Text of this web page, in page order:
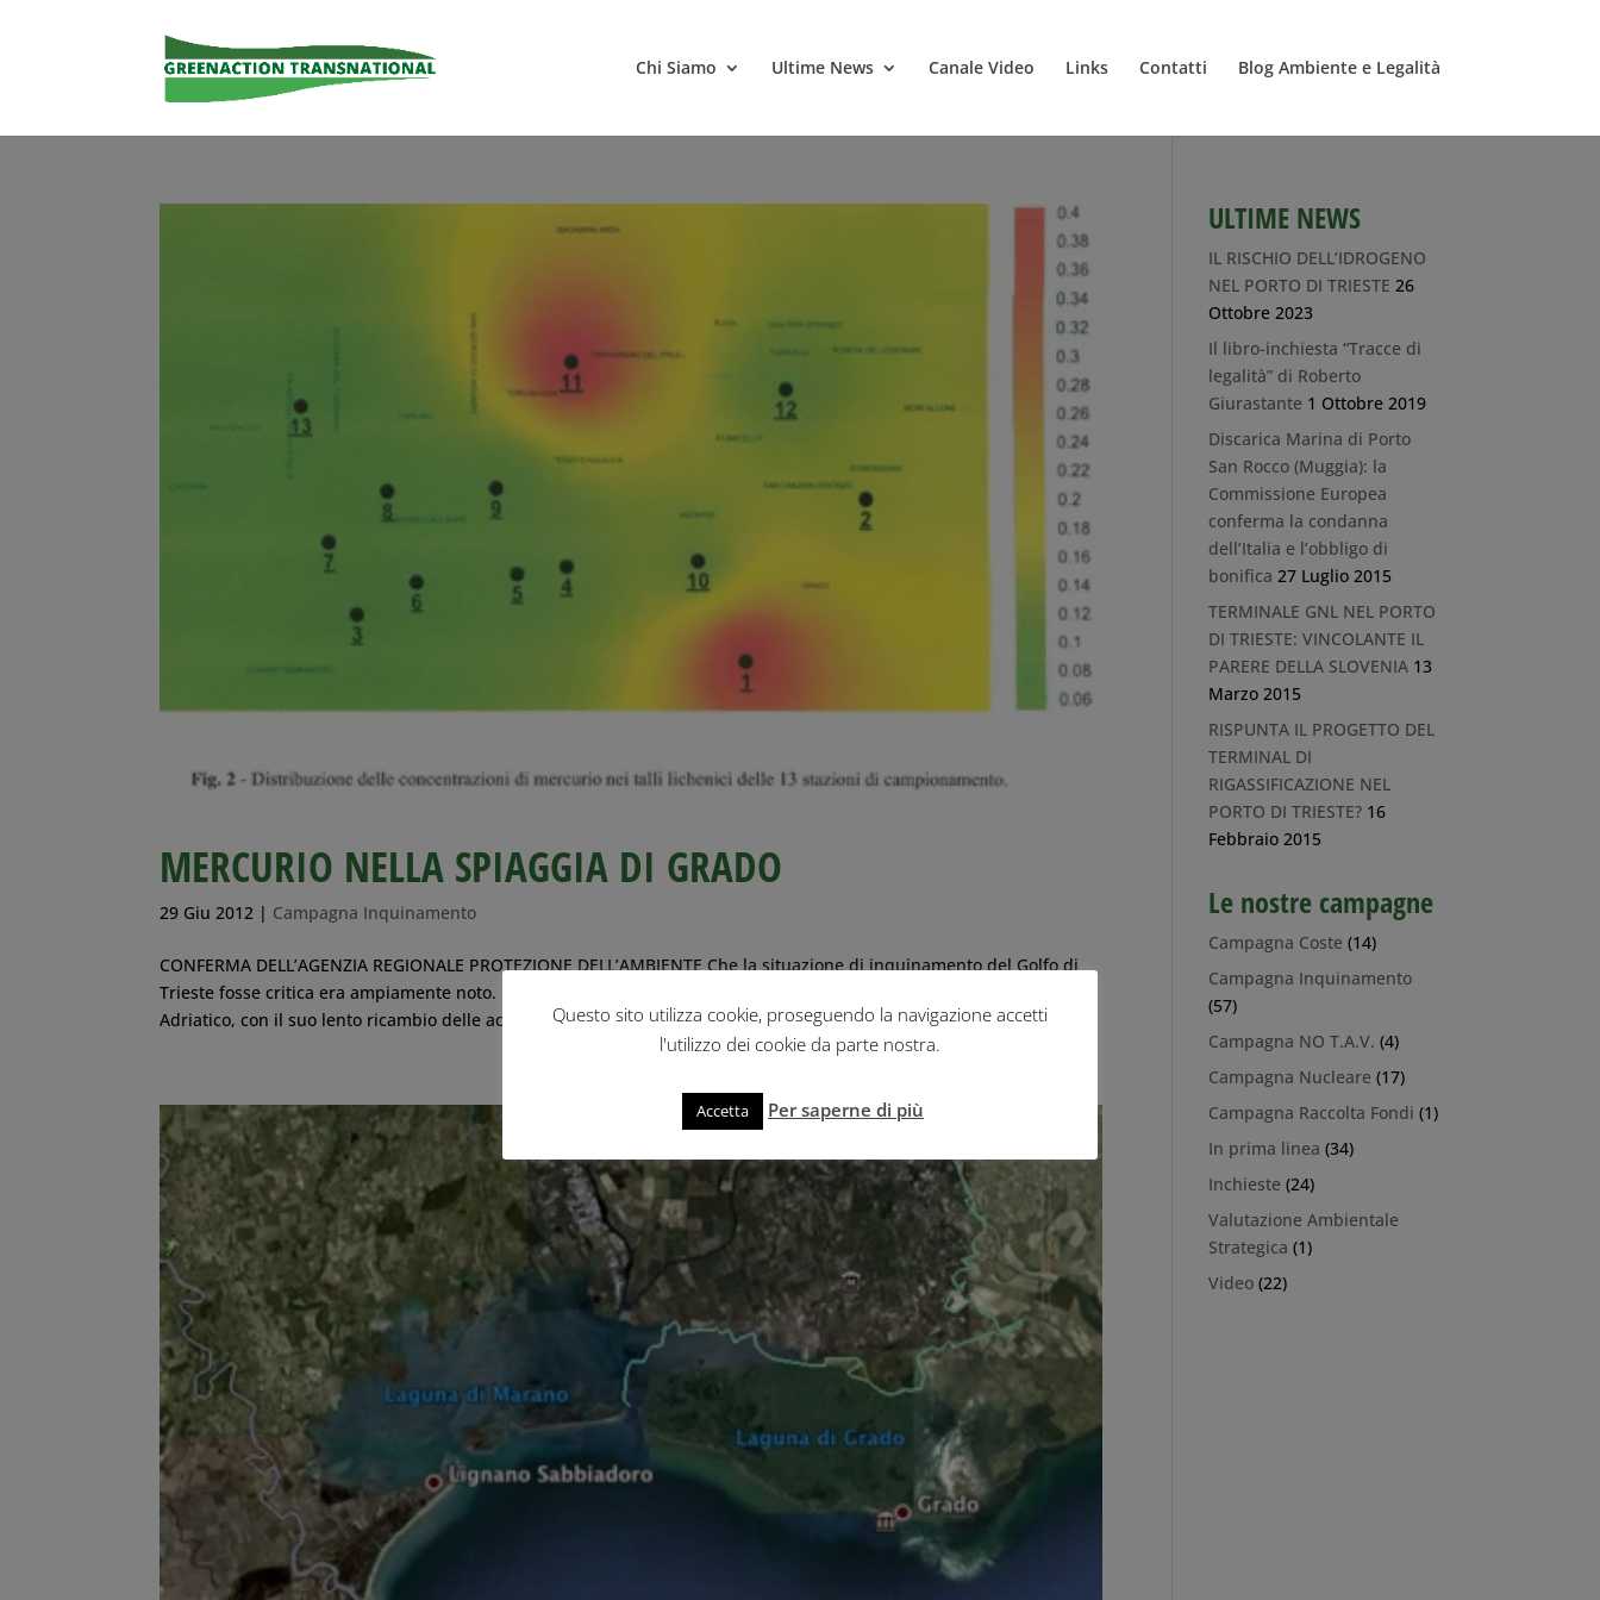
Chi Siamo Ultime News Canale Video Links Contatti Blog Ambiente e Legalità
MERCURIO NELLA SPIAGGIA DI GRADO
29 Giu 2012 | Campagna Inquinamento
CONFERMA DELL’AGENZIA REGIONALE PROTEZIONE DELL’AMBIENTE Che la situazione di inquinamento del Golfo di
Trieste fosse critica era ampiamente noto. Il piccolo bacino situato nella parte settentrionale estrema del Mare
Adriatico, con il suo lento ricambio delle acque e...
ULTIME NEWS
IL RISCHIO DELL’IDROGENO
NEL PORTO DI TRIESTE 26
Ottobre 2023
Il libro-inchiesta “Tracce di
legalità” di Roberto
Giurastante 1 Ottobre 2019
Discarica Marina di Porto
San Rocco (Muggia): la
Commissione Europea
conferma la condanna
dell’Italia e l’obbligo di
bonifica 27 Luglio 2015
TERMINALE GNL NEL PORTO
DI TRIESTE: VINCOLANTE IL
PARERE DELLA SLOVENIA 13
Marzo 2015
RISPUNTA IL PROGETTO DEL
TERMINAL DI
RIGASSIFICAZIONE NEL
PORTO DI TRIESTE? 16
Febbraio 2015
Le nostre campagne
Campagna Coste (14)
Campagna Inquinamento
(57)
Campagna NO T.A.V. (4)
Campagna Nucleare (17)
Campagna Raccolta Fondi (1)
In prima linea (34)
Inchieste (24)
Valutazione Ambientale
Strategica (1)
Video (22)
Questo sito utilizza cookie, proseguendo la navigazione accetti
l'utilizzo dei cookie da parte nostra.
Accetta Per saperne di più